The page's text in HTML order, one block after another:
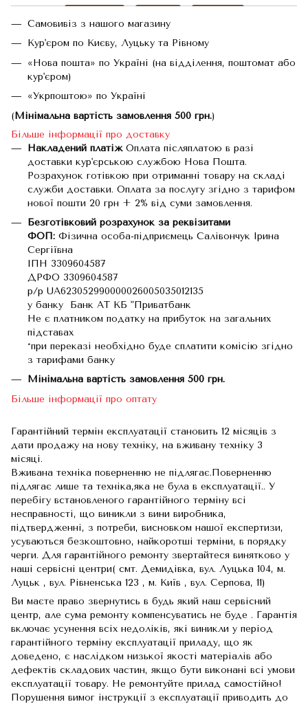
Самовивіз з нашого магазину
Кур'єром по Києву, Луцьку та Рівному
«Нова пошта» по Україні (на відділення, поштомат або
кур'єром)
«Укрпоштою» по Україні
(Мінімальна вартість замовлення 500 грн.)
Більше інформації про доставку
Накладений платіжОплата післяплатою в разі
доставки кур'єрською службою Нова Пошта.
Розрахунок готівкою при отриманні товару на складі
служби доставки. Оплата за послугу згідно з тарифом
нової пошти 20 грн + 2% від суми замовлення.
Безготівковий розрахунок за реквізитами
ФОП: Фізична особа-підприємець Салівончук Ірина
Сергіївна
ІПН 3309604587
ДРФО 3309604587
р/р UA623052990000026005035012135
у банку Банк АТ КБ "Приватбанк
Не є платником податку на прибуток на загальних
підставах
*при переказі необхідно буде сплатити комісію згідно
з тарифами банку
Мінімальна вартість замовлення 500 грн.
Більше інформації про оптату
Гарантійний термін експлуатації становить 12 місяців з
дати продажу на нову техніку, на вживану техніку 3
місяці.
Вживана техніка поверненню не підлягає.Поверненню
підлягає лише та техніка,яка не була в експлуатації.. У
перебігу встановленого гарантійного терміну всі
несправності, що виникли з вини виробника,
підтвердженні, з потреби, висновком нашої експертизи,
усуваються безкоштовно, найкоротші терміни, в порядку
черги. Для гарантійного ремонту звертайтеся винятково у
наші сервісні центри( смт. Демидівка, вул. Луцька 104, м.
Луцьк , вул. Рівненська 123 , м. Київ , вул. Серпова, 11)
Ви маєте право звернутись в будь який наш сервісний
центр, але сума ремонту компенсуватись не буде . Гарантія
включає усунення всіх недоліків, які виникли у період
гарантійного терміну експлуатації приладу, що як
доведено, є наслідком низької якості матеріалів або
дефектів складових частин, якщо бути виконані всі умови
експлуатації товару. Не ремонтуйте прилад самостійно!
Порушення вимог інструкції з експлуатації приводить до